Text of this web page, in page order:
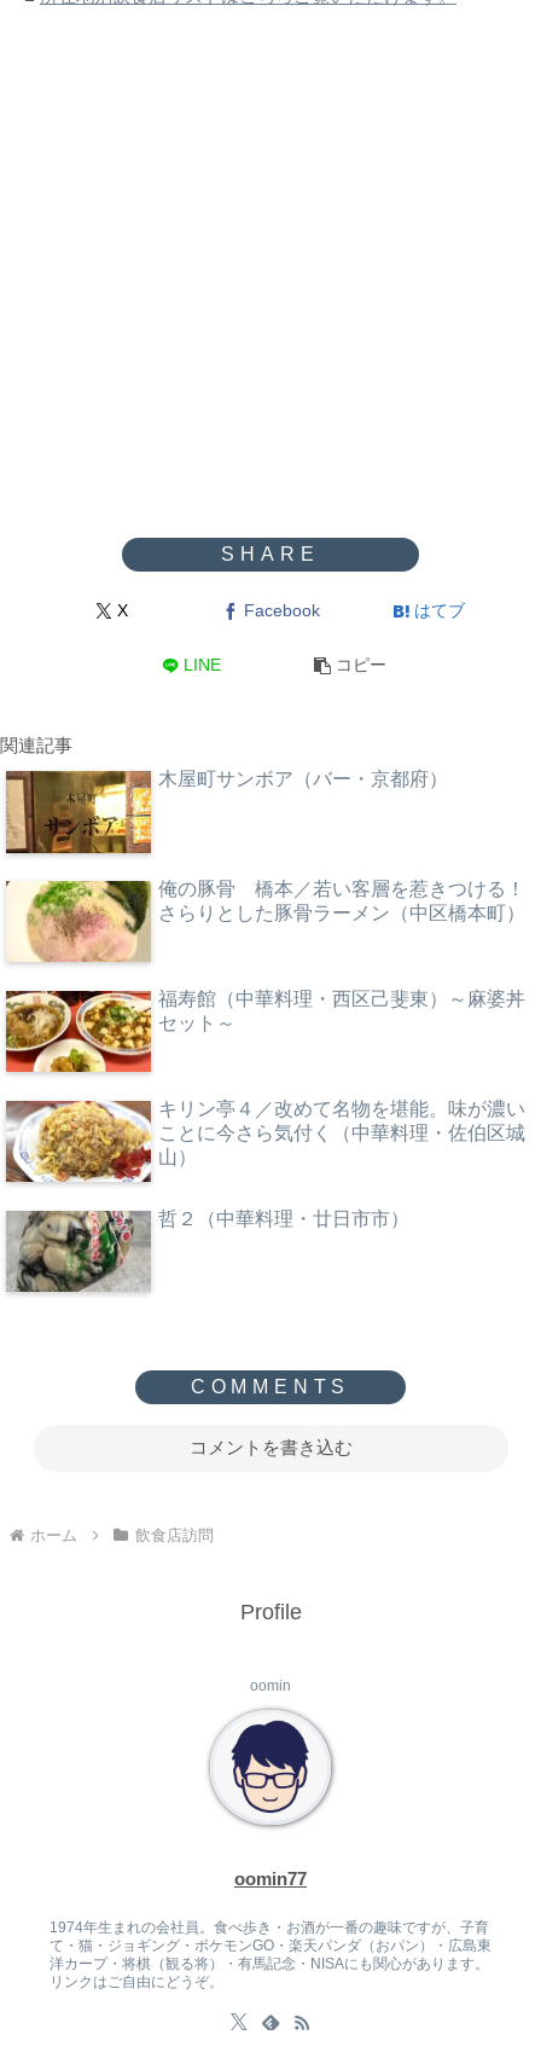
X Facebook はてブ
LINE コピー
関連記事
木屋町サンボア（バー・京都府）
俺の豚骨 橋本／若い客層を惹きつける！
さらりとした豚骨ラーメン（中区橋本町）
福寿館（中華料理・西区己斐東）～麻婆丼
セット～
キリン亭４／改めて名物を堪能。味が濃い
ことに今さら気付く（中華料理・佐伯区城
山）
哲２（中華料理・廿日市市）
コメントを書き込む
ホーム 飲食店訪問
Profile
oomin
oomin77
1974年生まれの会社員。食べ歩き・お酒が一番の趣味ですが、子育
て・猫・ジョギング・ポケモンGO・楽天パンダ（おパン）・広島東
洋カープ・将棋（観る将）・有馬記念・NISAにも関心があります。
リンクはご自由にどうぞ。